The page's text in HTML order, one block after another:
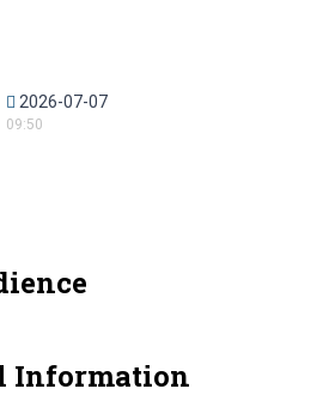
2026-07-07
09:50
Information